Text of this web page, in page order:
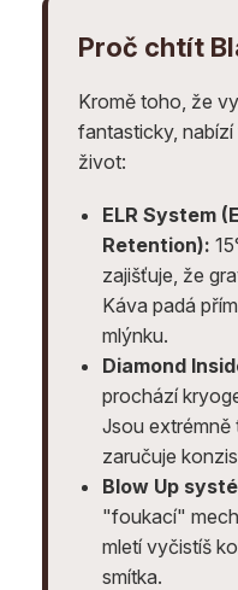
Proč chtít
Kromě toho, že
fantasticky,
život:
ELR System
Retention):
zajišťuje, že
Káva padá
mlýnku.
Diamond
prochází
Jsou extrémně
zaručuje
Blow Up
"foukací"
mletí vyčistíš
smítka.